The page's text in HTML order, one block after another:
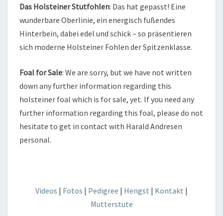
Das Holsteiner Stutfohlen: Das hat gepasst! Eine
wunderbare Oberlinie, ein energisch fußendes
Hinterbein, dabei edel und schick – so präsentieren
sich moderne Holsteiner Fohlen der Spitzenklasse.
Foal for Sale: We are sorry, but we have not written
down any further information regarding this
holsteiner foal which is for sale, yet. If you need any
further information regarding this foal, please do not
hesitate to get in contact with Harald Andresen
personal.
Videos | Fotos | Pedigree | Hengst | Kontakt |
Mutterstute